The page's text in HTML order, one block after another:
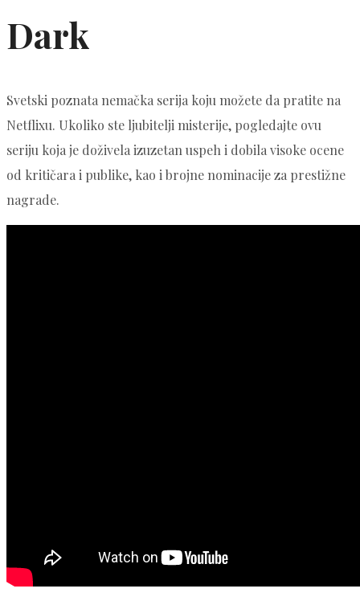
Dark
Svetski poznata nemačka serija koju možete da pratite na
Netflixu. Ukoliko ste ljubitelji misterije, pogledajte ovu
seriju koja je doživela izuzetan uspeh i dobila visoke ocene
od kritičara i publike, kao i brojne nominacije za prestižne
nagrade.